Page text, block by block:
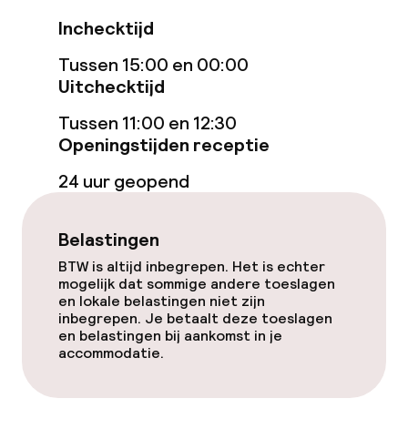
Overal rookvrij
Inchecktijd
Tussen 15:00 en 00:00
Uitchecktijd
Tussen 11:00 en 12:30
Openingstijden receptie
24 uur geopend
Belastingen
BTW is altijd inbegrepen. Het is echter
mogelijk dat sommige andere toeslagen
en lokale belastingen niet zijn
inbegrepen. Je betaalt deze toeslagen
en belastingen bij aankomst in je
accommodatie.